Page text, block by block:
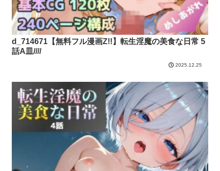
d_714671【無料フル漫画Z!!】転生淫魔の美食な日常 5
話A皿////
2025.12.25